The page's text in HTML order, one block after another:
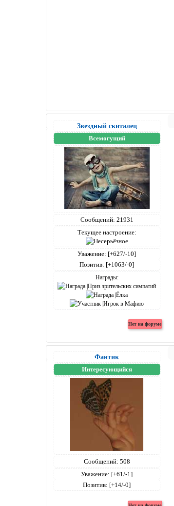
Звездный скиталец
Всемогущий
Сообщений: 21931
Текущее настроение:
Уважение: [+627/-10]
Позитив: [+1063/-0]
Награды:
Фантик
Интересующийся
Сообщений: 508
Уважение: [+61/-1]
Позитив: [+14/-0]